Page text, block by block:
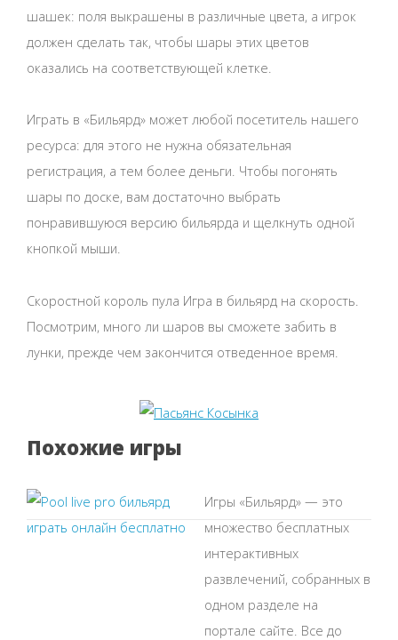
шашек: поля выкрашены в различные цвета, а игрок
должен сделать так, чтобы шары этих цветов
оказались на соответствующей клетке.
Играть в «Бильярд» может любой посетитель нашего
ресурса: для этого не нужна обязательная
регистрация, а тем более деньги. Чтобы погонять
шары по доске, вам достаточно выбрать
понравившуюся версию бильярда и щелкнуть одной
кнопкой мыши.
Скоростной король пула Игра в бильярд на скорость.
Посмотрим, много ли шаров вы сможете забить в
лунки, прежде чем закончится отведенное время.
Похожие игры
Игры «Бильярд» — это
множество бесплатных
интерактивных
развлечений, собранных в
одном разделе на
портале сайте. Все до